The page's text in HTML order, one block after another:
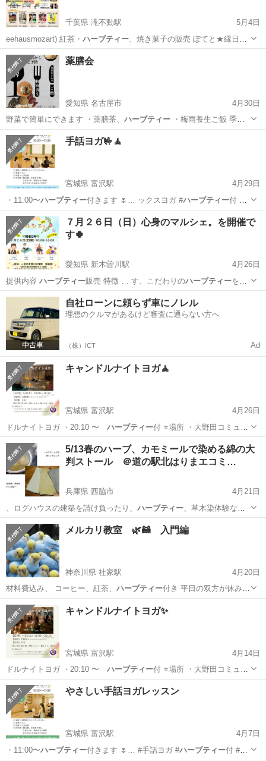
千葉県 滝不動駅
5月4日
eehausmozart) 紅茶・ ハーブティー、焼き菓子の販売 ぽてと★縁日屋
様…
千葉 船橋市 滝不動駅
薬膳会
愛知県 名古屋市
4月30日
野菜で簡単にできます ・薬膳茶、 ハーブティー・梅雨養生ご飯 季節
には色と…
愛知 名古屋市 ワークショップ
手話ヨガ🤟🧘
宮城県 富沢駅
4月29日
・11:00〜ハーブティー 付きます 🌷… ックスヨガ #ハーブティー付 #
必要な方…
宮城 仙台市 富沢駅 スポーツ
７月２６日（日）心身のマルシェ。を開催で
す🍀
愛知県 新木曽川駅
4月26日
提供内容 ハーブティー販売 特徴 … す、こだわりのハーブティーを揃
えています… をケア。最後にハーブティーを買って帰るリ…
愛知 一宮市 新木曽川駅 地域/お祭り
自社ローンに頼らず車にノレル
理想のクルマがあるけど審査に通らない方へ
（株）ICT Ad
キャンドルナイトヨガ🧘
宮城県 富沢駅
4月26日
ドルナイトヨガ ・20:10 〜 ハーブティー付 ⭐️場所 ・大野田コミュニ
テ…
宮城 富沢駅 スポーツ キャンドルナイト
5/13春のハーブ、カモミールで染める綿の大
判ストール ＠道の駅北はりまエコミ…
兵庫県 西脇市
4月21日
、ログハウスの建築を請け負ったり、 ハーブティー、草木染体験など
をされています。 …
兵庫 西脇市 ワークショップ ハーブティー
メルカリ教室 🌿🦝 入門編
神奈川県 社家駅
4月20日
材料費込み、 コーヒー、紅茶、 ハーブティー付き 平日の双方が休みの
日 予約…
神奈川 厚木市 社家駅 セミナー ハーブティー
キャンドルナイトヨガ✨
宮城県 富沢駅
4月14日
ドルナイトヨガ ・20:10 〜 ハーブティー付 ⭐️場所 ・大野田コミュニ
テ…
宮城 仙台市 富沢駅 スポーツ
やさしい手話ヨガレッスン
宮城県 富沢駅
4月7日
・11:00〜ハーブティー 付きます 🌷… #手話ヨガ #ハーブティー付 #対